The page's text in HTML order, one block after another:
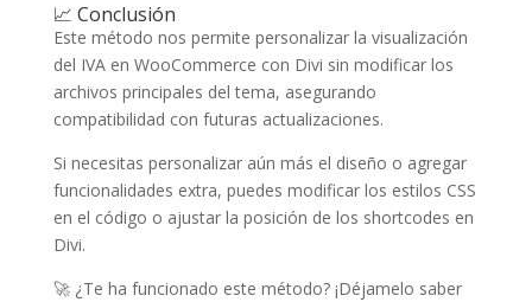
📈 Conclusión
Este método nos permite personalizar la visualización
del IVA en WooCommerce con Divi sin modificar los
archivos principales del tema, asegurando
compatibilidad con futuras actualizaciones.
Si necesitas personalizar aún más el diseño o agregar
funcionalidades extra, puedes modificar los estilos CSS
en el código o ajustar la posición de los shortcodes en
Divi.
🚀 ¿Te ha funcionado este método? ¡Déjamelo saber